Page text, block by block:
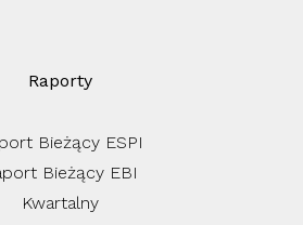
Raporty
Bieżący ESPI
Bieżący EBI
Kwartalny